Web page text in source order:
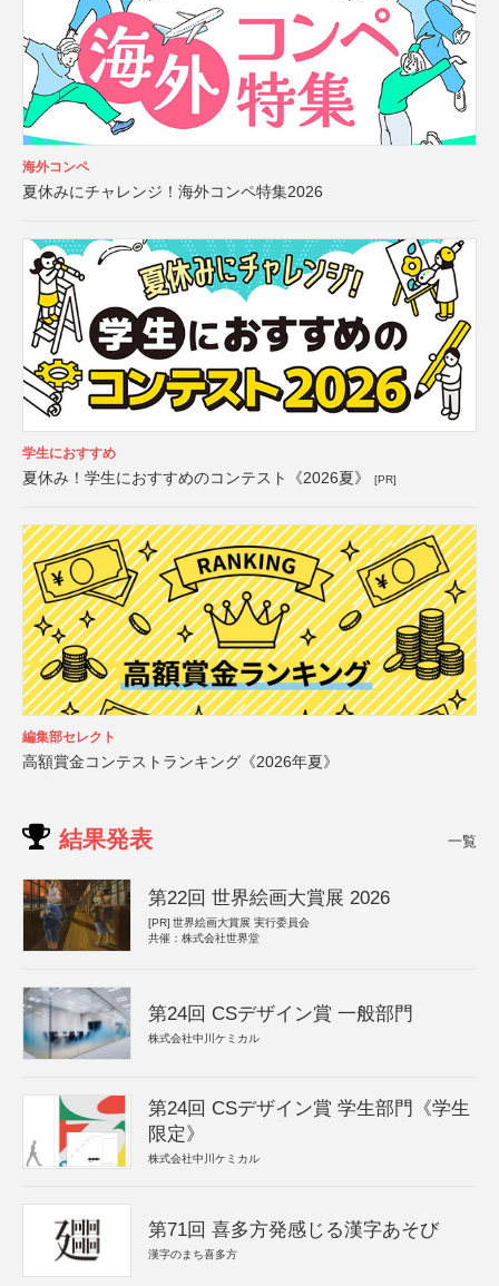
海外コンペ
夏休みにチャレンジ！海外コンペ特集2026
学生におすすめ
夏休み！学生におすすめのコンテスト《2026夏》 [PR]
編集部セレクト
高額賞金コンテストランキング《2026年夏》
結果発表 一覧
第22回 世界絵画大賞展 2026
[PR] 世界絵画大賞展 実行委員会
共催：株式会社世界堂
第24回 CSデザイン賞 一般部門
株式会社中川ケミカル
第24回 CSデザイン賞 学生部門《学生
限定》
株式会社中川ケミカル
第71回 喜多方発感じる漢字あそび
漢字のまち喜多方